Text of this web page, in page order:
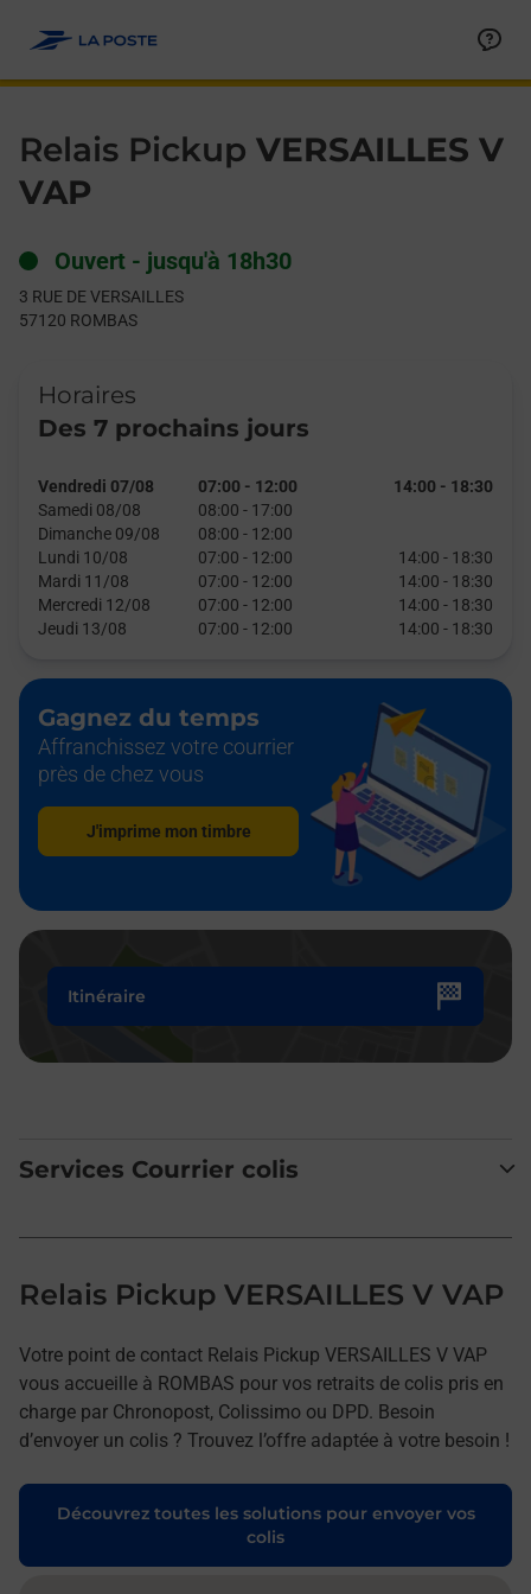
Relais Pickup VERSAILLES V
VAP
Ouvert - jusqu'à 18h30
3 RUE DE VERSAILLES
57120 ROMBAS
Horaires
Des 7 prochains jours
Vendredi 07/08 07:00 - 12:00 14:00 - 18:30
Samedi 08/08
08:00 - 17:00
Dimanche 09/08
08:00 - 12:00
Lundi 10/08
07:00 - 12:00 14:00 - 18:30
Mardi 11/08
07:00 - 12:00 14:00 - 18:30
Mercredi 12/08
07:00 - 12:00 14:00 - 18:30
Jeudi 13/08
07:00 - 12:00 14:00 - 18:30
Gagnez du temps
Affranchissez votre courrier
près de chez vous
J'imprime mon timbre
Itinéraire
Services Courrier colis
Relais Pickup VERSAILLES V VAP
Votre point de contact Relais Pickup VERSAILLES V VAP
vous accueille à ROMBAS pour vos retraits de colis pris en
charge par Chronopost, Colissimo ou DPD. Besoin
d’envoyer un colis ? Trouvez l’offre adaptée à votre besoin !
Découvrez toutes les solutions pour envoyer vos
colis